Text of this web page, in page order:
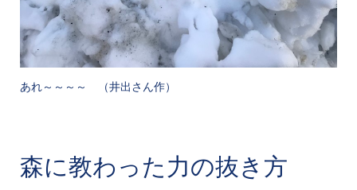
あれ～～～～ （井出さん作）
森に教わった力の抜き方